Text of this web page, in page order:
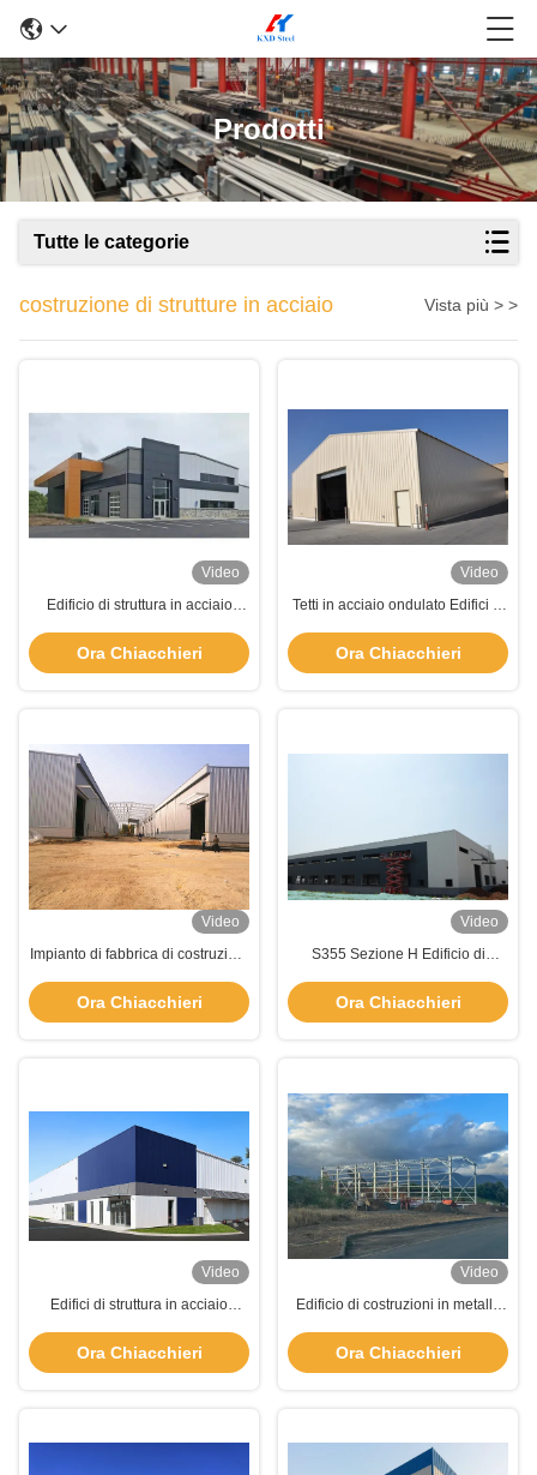
Prodotti
Tutte le categorie
costruzione di strutture in acciaio Vista più > >
Video
Edificio di struttura in acciaio
Ora Chiacchieri
Video
Tetti in acciaio ondulato Edifici di
prefabbricati
Ora Chiacchieri
Video
Impianto di fabbrica di costruzioni
acciaio SGS BV CE approvato
Ora Chiacchieri
Video
S355 Sezione H Edificio di
prefabbricato
Ora Chiacchieri
Video
Edifici di struttura in acciaio
residenziali prefabbricati a telaio
Ora Chiacchieri
Video
Edificio di costruzioni in metallo
Q235b Magazzino prefabbricato
Ora Chiacchieri